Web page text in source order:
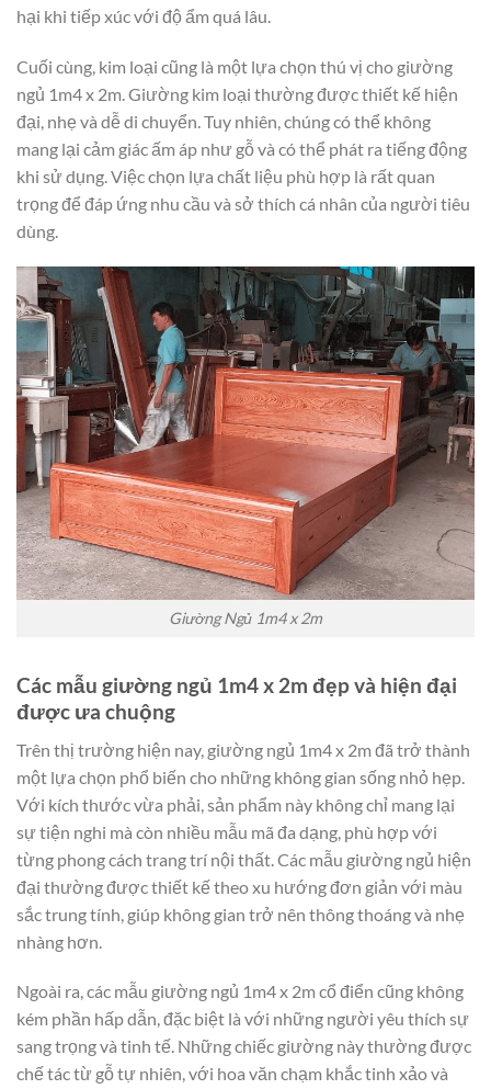
hại khi tiếp xúc với độ ẩm quá lâu.
Cuối cùng, kim loại cũng là một lựa chọn thú vị cho giường
ngủ 1m4 x 2m. Giường kim loại thường được thiết kế hiện
đại, nhẹ và dễ di chuyển. Tuy nhiên, chúng có thể không
mang lại cảm giác ấm áp như gỗ và có thể phát ra tiếng động
khi sử dụng. Việc chọn lựa chất liệu phù hợp là rất quan
trọng để đáp ứng nhu cầu và sở thích cá nhân của người tiêu
dùng.
Giường Ngủ 1m4 x 2m
Các mẫu giường ngủ 1m4 x 2m đẹp và hiện đại
được ưa chuộng
Trên thị trường hiện nay, giường ngủ 1m4 x 2m đã trở thành
một lựa chọn phổ biến cho những không gian sống nhỏ hẹp.
Với kích thước vừa phải, sản phẩm này không chỉ mang lại
sự tiện nghi mà còn nhiều mẫu mã đa dạng, phù hợp với
từng phong cách trang trí nội thất. Các mẫu giường ngủ hiện
đại thường được thiết kế theo xu hướng đơn giản với màu
sắc trung tính, giúp không gian trở nên thông thoáng và nhẹ
nhàng hơn.
Ngoài ra, các mẫu giường ngủ 1m4 x 2m cổ điển cũng không
kém phần hấp dẫn, đặc biệt là với những người yêu thích sự
sang trọng và tinh tế. Những chiếc giường này thường được
chế tác từ gỗ tự nhiên, với hoa văn chạm khắc tinh xảo và